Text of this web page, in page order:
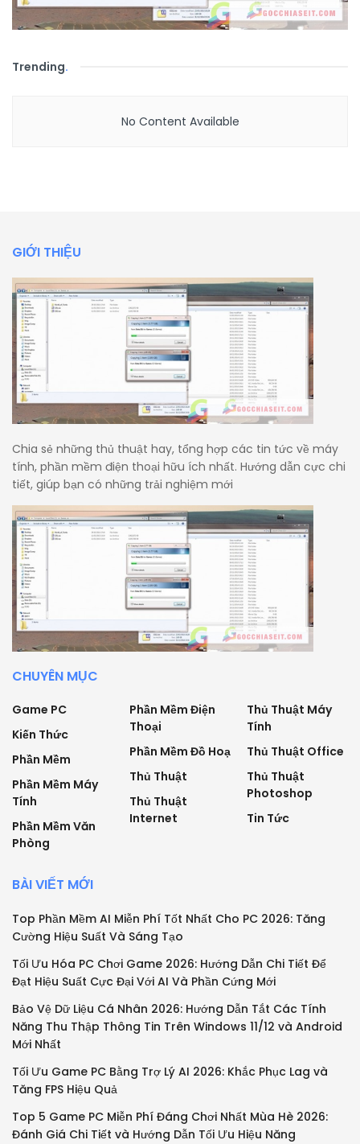
Trending.
No Content Available
GIỚI THIỆU
Chia sẻ những thủ thuật hay, tổng hợp các tin tức về máy
tính, phần mềm điện thoại hữu ích nhất. Hướng dẫn cực chi
tiết, giúp bạn có những trải nghiệm mới
CHUYÊN MỤC
Game PC
Kiến Thức
Phần Mềm
Phần Mềm Máy
Tính
Phần Mềm Văn
Phòng
Phần Mềm Điện
Thoại
Phần Mềm Đồ Hoạ
Thủ Thuật
Thủ Thuật
Internet
Thủ Thuật Máy
Tính
Thủ Thuật Office
Thủ Thuật
Photoshop
Tin Tức
BÀI VIẾT MỚI
Top Phần Mềm AI Miễn Phí Tốt Nhất Cho PC 2026: Tăng
Cường Hiệu Suất Và Sáng Tạo
Tối Ưu Hóa PC Chơi Game 2026: Hướng Dẫn Chi Tiết Để
Đạt Hiệu Suất Cực Đại Với AI Và Phần Cứng Mới
Bảo Vệ Dữ Liệu Cá Nhân 2026: Hướng Dẫn Tắt Các Tính
Năng Thu Thập Thông Tin Trên Windows 11/12 và Android
Mới Nhất
Tối Ưu Game PC Bằng Trợ Lý AI 2026: Khắc Phục Lag và
Tăng FPS Hiệu Quả
Top 5 Game PC Miễn Phí Đáng Chơi Nhất Mùa Hè 2026:
Đánh Giá Chi Tiết và Hướng Dẫn Tối Ưu Hiệu Năng